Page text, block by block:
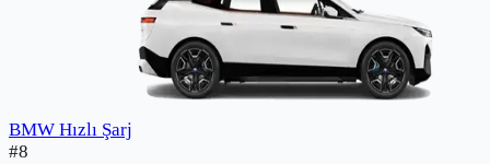
BMW Hızlı Şarj
#8